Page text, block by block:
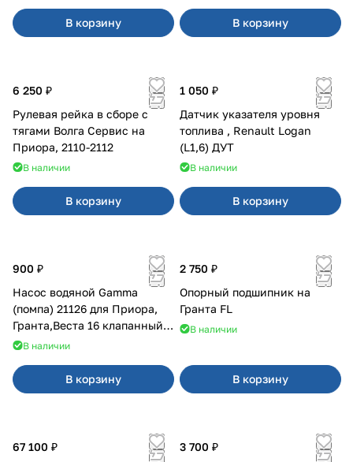
В корзину В корзину
6 250 ₽
Рулевая рейка в сборе с
тягами Волга Сервис на
Приора, 2110-2112
В наличии
В корзину
1 050 ₽
Датчик указателя уровня
топлива , Renault Logan
(L1,6) ДУТ
В наличии
В корзину
900 ₽
Насос водяной Gamma
(помпа) 21126 для Приора,
Гранта,Веста 16 клапанный
двигатель.
В наличии
В корзину
2 750 ₽
Опорный подшипник на
Гранта FL
В наличии
В корзину
67 100 ₽
3 700 ₽